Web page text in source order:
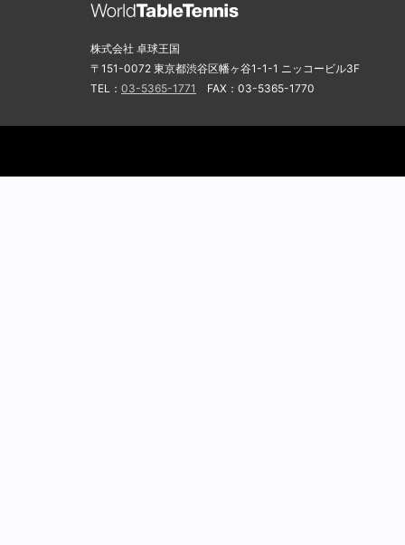
株式会社 卓球王国
〒151-0072 東京都渋谷区幡ヶ谷1-1-1 ニッコービル3F
TEL： 03-5365-1771 FAX：03-5365-1770